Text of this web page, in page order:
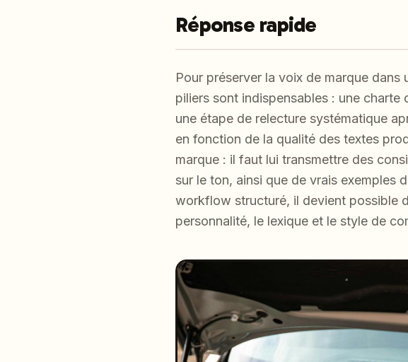
Réponse rapide
Pour préserver la voix de marque
piliers sont indispensables : une
une étape de relecture systématique
en fonction de la qualité des textes
marque : il faut lui transmettre des
sur le ton, ainsi que de vrais exemples
workflow structuré, il devient possible
personnalité, le lexique et le style de